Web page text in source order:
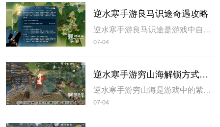
逆水寒手游良马识途奇遇攻略
逆水寒手游良马识途是游戏中自动寻路的奇遇攻略，玩家解锁以后即可开始自动寻路，米葫芦小编带来逆水寒手游良马识途奇遇攻略，一起来看看吧。逆水寒手游良马识途奇遇攻略1、选择将某一张地图的熟识度跑到100%，这里需要不停的做探索小任务和骑马奔跑。地图的熟识度在左下角查看。2、熟识度达到100%后即可触发良...
07-04
逆水寒手游穷山海解锁方式攻略
逆水寒手游穷山海是游戏中的紫色装备，玩家在开服第三天就可以拿到，米葫芦小编带来逆水寒手游穷山海解锁方式攻略，希望可以帮到大家。逆水寒手游穷山海解锁方式攻略1、首先来到磁州433 990触发奇遇-驿站灭火，灭火后，拾取烧火棍。完成奇遇后获得1件穷山海装备和线索。2、前往汴京943 1091对话唐铸。...
07-04